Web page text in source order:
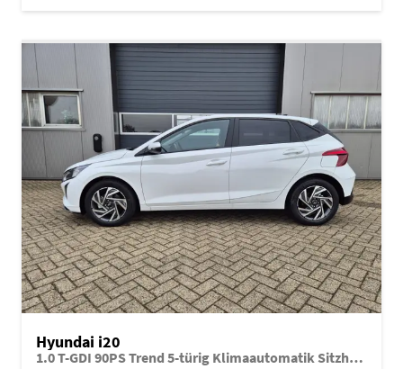
Hyundai i20
1.0 T-GDI 90PS Trend 5-türig Klimaautomatik Sitzheizung Lenkradheizung Rückf.Kamera PDC Apple CarPlay Android Auto Tempomat Touchscreen 16"LM